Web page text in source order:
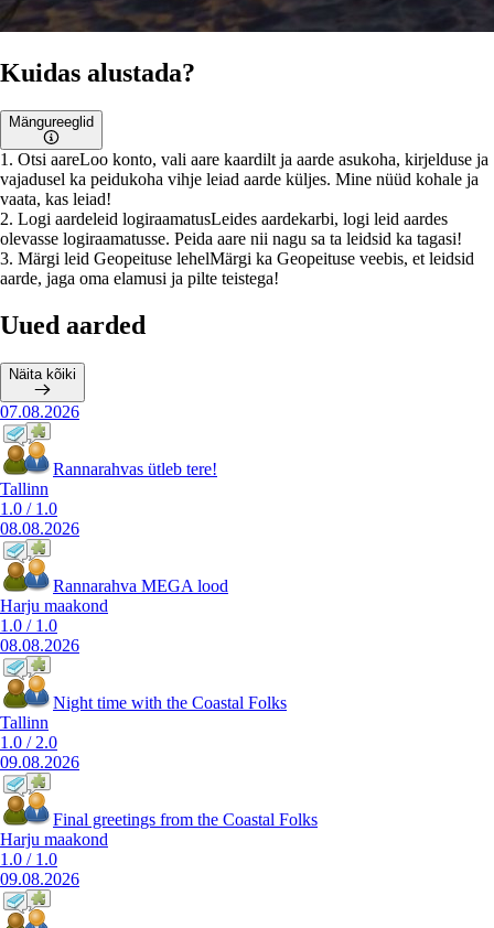
Kuidas alustada?
Mängureeglid
1 . Otsi aareLoo konto, vali aare kaardilt ja aarde asukoha, kirjelduse ja
vajadusel ka peidukoha vihje leiad aarde küljes. Mine nüüd kohale ja
vaata, kas leiad!
2. Logi aardeleid logiraamatusLeides aardekarbi, logi leid aardes
olevasse logiraamatusse. Peida aare nii nagu sa ta leidsid ka tagasi!
3. Märgi leid Geopeituse lehelMärgi ka Geopeituse veebis, et leidsid
aarde, jaga oma elamusi ja pilte teistega!
Uued aarded
Näita kõiki
07.08.2026
Rannarahvas ütleb tere!
Tallinn
1.0 / 1.0
08.08.2026
Rannarahva MEGA lood
Harju maakond
1.0 / 1.0
08.08.2026
Night time with the Coastal Folks
Tallinn
1.0 / 2.0
09.08.2026
Final greetings from the Coastal Folks
Harju maakond
1.0 / 1.0
09.08.2026